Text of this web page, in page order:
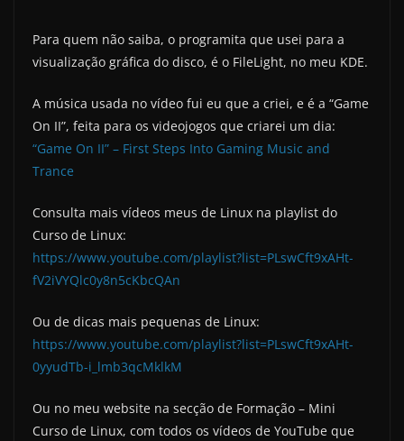
Para quem não saiba, o programita que usei para a
visualização gráfica do disco, é o FileLight, no meu KDE.
A música usada no vídeo fui eu que a criei, e é a “Game
On II”, feita para os videojogos que criarei um dia:
“Game On II” – First Steps Into Gaming Music and
Trance
Consulta mais vídeos meus de Linux na playlist do
Curso de Linux:
https://www.youtube.com/playlist?list=PLswCft9xAHt-
fV2iVYQlc0y8n5cKbcQAn
Ou de dicas mais pequenas de Linux:
https://www.youtube.com/playlist?list=PLswCft9xAHt-
0yyudTb-i_lmb3qcMklkM
Ou no meu website na secção de Formação – Mini
Curso de Linux, com todos os vídeos de YouTube que